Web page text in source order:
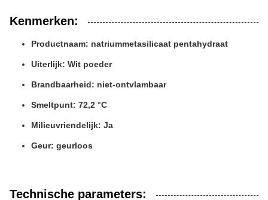
Kenmerken:
Productnaam: natriummetasilicaat pentahydraat
Uiterlijk: Wit poeder
Brandbaarheid: niet-ontvlambaar
Smeltpunt: 72,2 °C
Milieuvriendelijk: Ja
Geur: geurloos
Technische parameters: